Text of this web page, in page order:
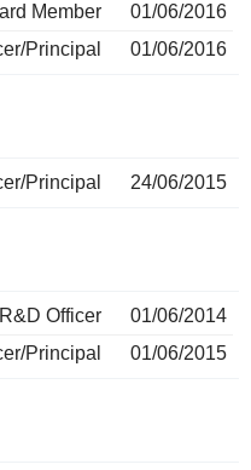
Member
01/06/2016
Principal
01/06/2016
Principal 24/06/2015
Officer
01/06/2014
Principal
01/06/2015